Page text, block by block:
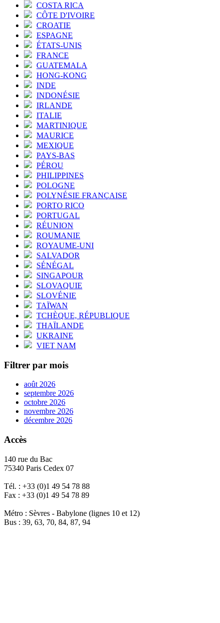
COSTA RICA
CÔTE D'IVOIRE
CROATIE
ESPAGNE
ÉTATS-UNIS
FRANCE
GUATEMALA
HONG-KONG
INDE
INDONÉSIE
IRLANDE
ITALIE
MARTINIQUE
MAURICE
MEXIQUE
PAYS-BAS
PÉROU
PHILIPPINES
POLOGNE
POLYNÉSIE FRANÇAISE
PORTO RICO
PORTUGAL
RÉUNION
ROUMANIE
ROYAUME-UNI
SALVADOR
SÉNÉGAL
SINGAPOUR
SLOVAQUIE
SLOVÉNIE
TAÏWAN
TCHÈQUE, RÉPUBLIQUE
THAÏLANDE
UKRAINE
VIET NAM
Filtrer par mois
août 2026
septembre 2026
octobre 2026
novembre 2026
décembre 2026
Accès
140 rue du Bac
75340 Paris Cedex 07
Tél. : +33 (0)1 49 54 78 88
Fax : +33 (0)1 49 54 78 89
Métro : Sèvres - Babylone (lignes 10 et 12)
Bus : 39, 63, 70, 84, 87, 94